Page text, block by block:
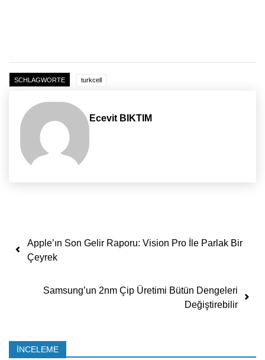
SCHLAGWORTE turkcell
Ecevit BIKTIM
Yazı dolaşımı
Apple’ın Son Gelir Raporu: Vision Pro İle Parlak Bir
Çeyrek
Samsung’un 2nm Çip Üretimi Bütün Dengeleri
Değiştirebilir
İNCELEME